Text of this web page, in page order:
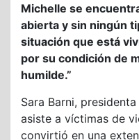
Michelle se
abierta y sin ningún
situación que está
por su condición de
humilde.”
Sara Barni,
asiste a víctimas de
convirtió en una